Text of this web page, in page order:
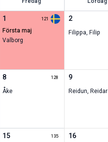
1 121
första maj
Valborg
2
Filippa, Filip
8 128
Åke
9
Reidun, Reidar
15 135 16